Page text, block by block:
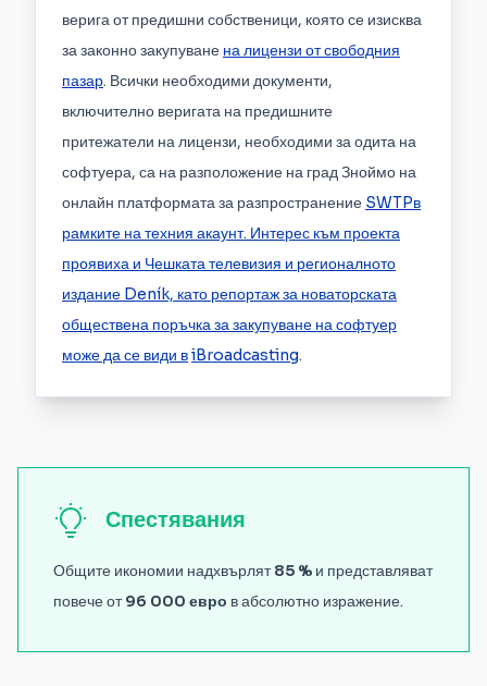
верига от предишни собственици, която се изисква
за законно закупуване на лицензи от свободния
пазар. Всички необходими документи,
включително веригата на предишните
притежатели на лицензи, необходими за одита на
софтуера, са на разположение на град Зноймо на
онлайн платформата за разпространение SWTPв
рамките на техния акаунт. Интерес към проекта
проявиха и Чешката телевизия и регионалното
издание Deník, като репортаж за новаторската
обществена поръчка за закупуване на софтуер
може да се види вiBroadcasting.
Спестявания
Общите икономии надхвърлят85 % и представляват
повече от96 000 евро в абсолютно изражение.